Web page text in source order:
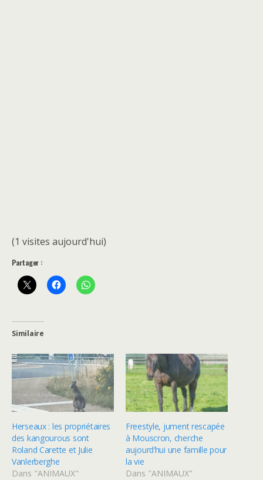
(1 visites aujourd'hui)
Partager :
Similaire
Herseaux : les propriétaires
des kangourous sont
Roland Carette et Julie
Vanlerberghe
Dans "ANIMAUX"
Freestyle, jument rescapée
à Mouscron, cherche
aujourd’hui une famille pour
la vie
Dans "ANIMAUX"